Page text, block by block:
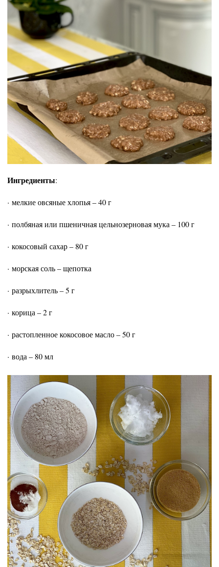
Ингредиенты:
· мелкие овсяные хлопья – 40 г
· полбяная или пшеничная цельнозерновая мука – 100 г
· кокосовый сахар – 80 г
· морская соль – щепотка
· разрыхлитель – 5 г
· корица – 2 г
· растопленное кокосовое масло – 50 г
· вода – 80 мл